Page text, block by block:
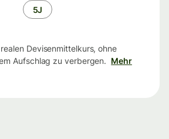
5J
Devisenmittelkurs, ohne
Aufschlag zu verbergen. Mehr